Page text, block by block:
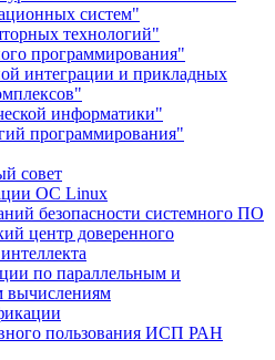
систем"
технологий"
программирования"
интеграции и прикладных
информатики"
программирования"
совет
ОС Linux
безопасности системного ПО
центр доверенного
по параллельным и
вычислениям
пользования ИСП РАН